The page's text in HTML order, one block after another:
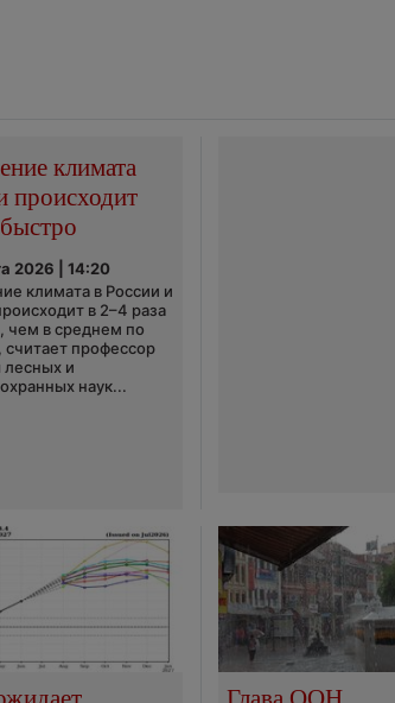
климата
происходит
2026 | 14:20
климата в России и
в 2–4 раза
чем в среднем по
считает профессор
и
наук...